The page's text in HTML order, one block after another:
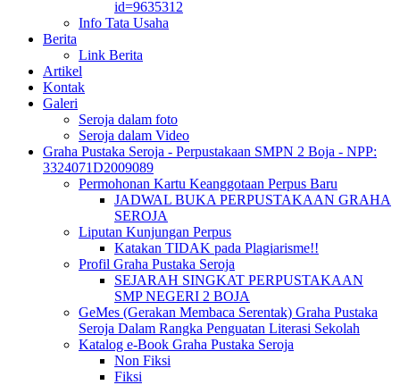
id=9635312
Info Tata Usaha
Berita
Link Berita
Artikel
Kontak
Galeri
Seroja dalam foto
Seroja dalam Video
Graha Pustaka Seroja - Perpustakaan SMPN 2 Boja - NPP:
3324071D2009089
Permohonan Kartu Keanggotaan Perpus Baru
JADWAL BUKA PERPUSTAKAAN GRAHA
SEROJA
Liputan Kunjungan Perpus
Katakan TIDAK pada Plagiarisme!!
Profil Graha Pustaka Seroja
SEJARAH SINGKAT PERPUSTAKAAN
SMP NEGERI 2 BOJA
GeMes (Gerakan Membaca Serentak) Graha Pustaka
Seroja Dalam Rangka Penguatan Literasi Sekolah
Katalog e-Book Graha Pustaka Seroja
Non Fiksi
Fiksi